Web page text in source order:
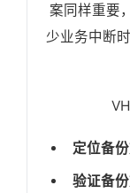
案同样重要
少业务中断
定位备份
验证备份